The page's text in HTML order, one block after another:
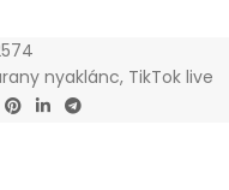
nyaklánc, TikTok live